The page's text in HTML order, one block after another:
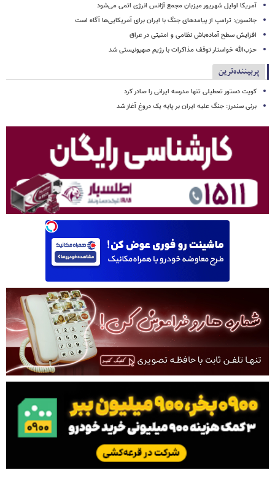
آمریکا اوایل شهریور میزبان مجمع آژانس انرژی اتمی می‌شود
جانسون: ترامپ از پیامدهای جنگ با ایران برای آمریکایی‌ها آگاه است
افزایش سطح آماده‌باش نظامی و امنیتی در عراق
حزب‌الله خواستار توقف مذاکرات با رژیم صهیونیستی شد
پربیننده‌ترین
کویت دستور تعطیلی تنها مدرسه ایرانی را صادر کرد
برنی سندرز: جنگ علیه ایران بر پایه یک دروغ آغاز شد